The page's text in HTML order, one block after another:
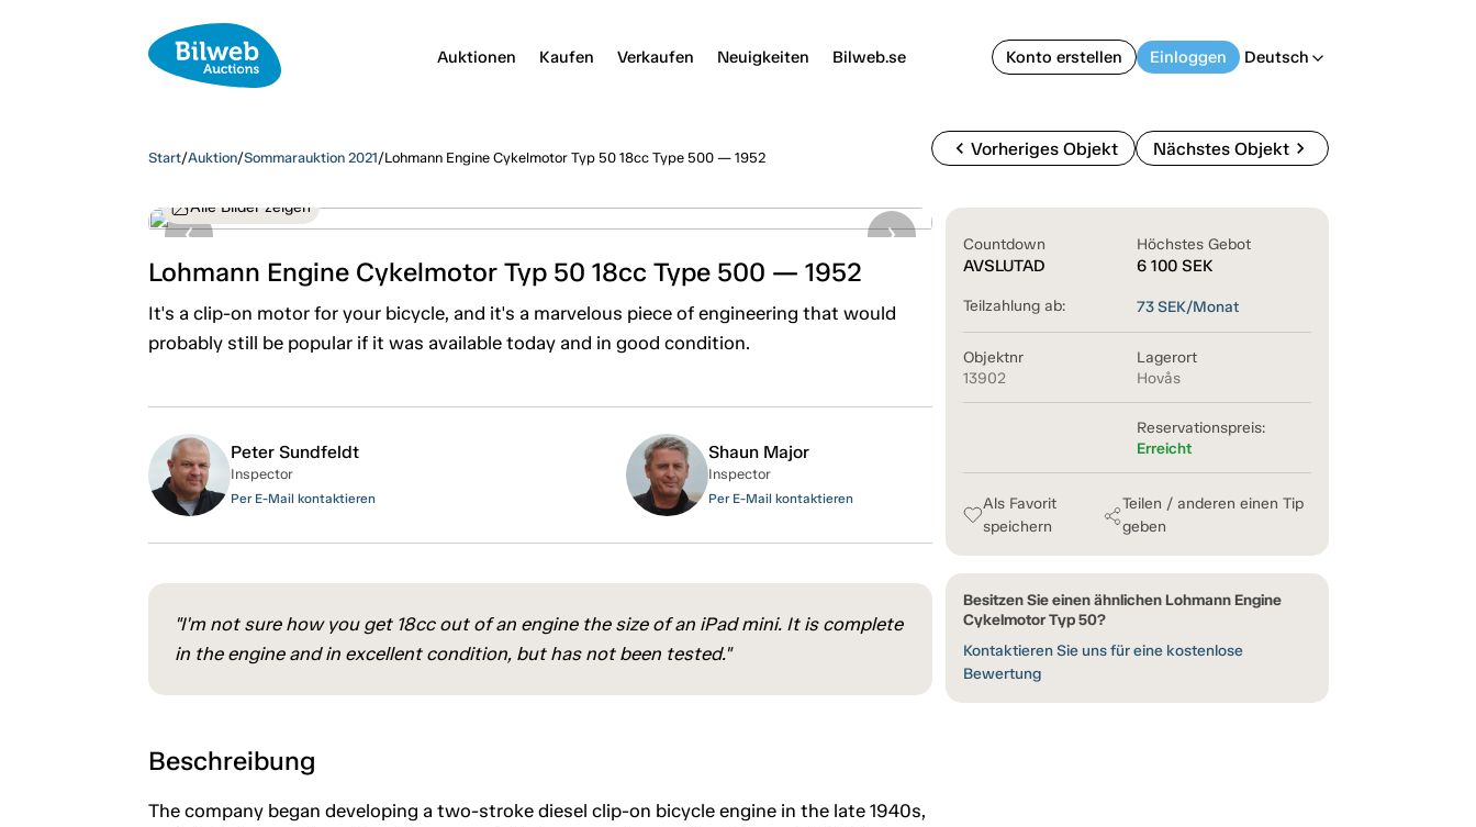
Auktionen Kaufen Verkaufen Neuigkeiten Bilweb.se Konto erstellen Einloggen Deutsch arrow_back_ios
Start/Auktion/Sommarauktion 2021/Lohmann Engine Cykelmotor Typ 50 18cc Type 500 — 1952 chevron_left Vorheriges Objekt Nächstes Objektchevron_right
Alle Bilder zeigen
Lohmann Engine Cykelmotor Typ 50 18cc Type 500 — 1952
It's a clip-on motor for your bicycle, and it's a marvelous piece of engineering that would
probably still be popular if it was available today and in good condition.
Countdown
AVSLUTAD
Höchstes Gebot
6 100 SEK
Teilzahlung ab: 73SEK/Monat
Objektnr
13902
Lagerort
Hovås
Reservationspreis:
Erreicht
Als Favorit
speichern
Teilen / anderen einen Tip
geben
Besitzen Sie einen ähnlichen Lohmann Engine
Cykelmotor Typ 50?
Kontaktieren Sie uns für eine kostenlose
Bewertung
Peter Sundfeldt
Inspector
Per E-Mail kontaktieren
Shaun Major
Inspector
Per E-Mail kontaktieren
"I'm not sure how you get 18cc out of an engine the size of an iPad mini. It is complete
in the engine and in excellent condition, but has not been tested."
Beschreibung
The company began developing a two-stroke diesel clip-on bicycle engine in the late 1940s,